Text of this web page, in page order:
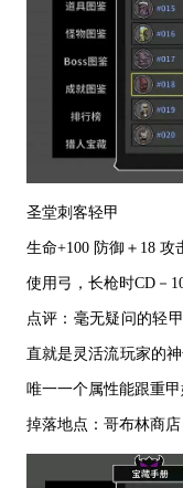
圣堂刺客轻甲
生命+100 防御＋18 攻
使用弓，长枪时CD－
点评：毫无疑问的轻
直就是灵活流玩家的
唯一一个属性能跟重甲
掉落地点：哥布林商